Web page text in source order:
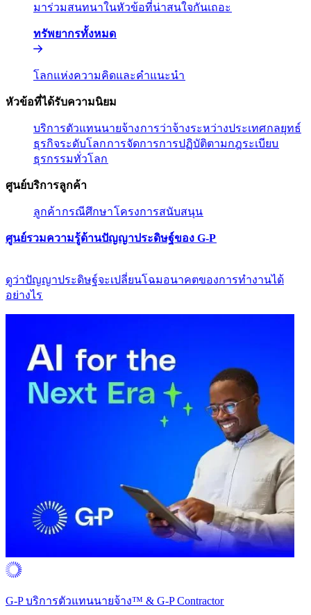
มาร่วมสนทนาในหัวข้อที่น่าสนใจกันเถอะ​​
ทรัพยากรทั้งหมด​​
โลกแห่งความคิดและคำแนะนำ​​
หัวข้อที่ได้รับความนิยม​​
บริการตัวแทนนายจ้าง​​การว่าจ้างระหว่างประเทศ​​กลยุทธ์
ธุรกิจระดับโลก​​การจัดการการปฏิบัติตามกฎระเบียบ​​
ธุรกรรมทั่วโลก​​
ศูนย์บริการลูกค้า​​
ลูกค้า​​กรณีศึกษา​​โครงการสนับสนุน​​
ศูนย์รวมความรู้ด้านปัญญาประดิษฐ์ของ G-P​​
ดูว่าปัญญาประดิษฐ์จะเปลี่ยนโฉมอนาคตของการทำงานได้
อย่างไร​​
G-P บริการตัวแทนนายจ้าง™ & G-P Contractor​​